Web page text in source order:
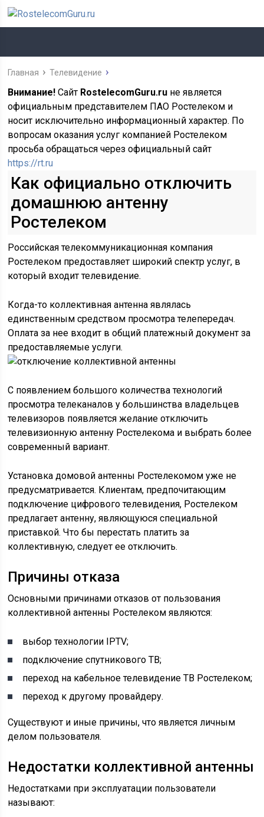
Главная Телевидение
Внимание! Сайт RostelecomGuru.ru не является
официальным представителем ПАО Ростелеком и
носит исключительно информационный характер. По
вопросам оказания услуг компанией Ростелеком
просьба обращаться через официальный сайт
https://rt.ru
Как официально отключить
домашнюю антенну
Ростелеком
Российская телекоммуникационная компания
Ростелеком предоставляет широкий спектр услуг, в
который входит телевидение.
Когда-то коллективная антенна являлась
единственным средством просмотра телепередач.
Оплата за нее входит в общий платежный документ за
предоставляемые услуги.
С появлением большого количества технологий
просмотра телеканалов у большинства владельцев
телевизоров появляется желание отключить
телевизионную антенну Ростелекома и выбрать более
современный вариант.
Установка домовой антенны Ростелекомом уже не
предусматривается. Клиентам, предпочитающим
подключение цифрового телевидения, Ростелеком
предлагает антенну, являющуюся специальной
приставкой. Что бы перестать платить за
коллективную, следует ее отключить.
Причины отказа
Основными причинами отказов от пользования
коллективной антенны Ростелеком являются:
выбор технологии IPTV;
подключение спутникового ТВ;
переход на кабельное телевидение ТВ Ростелеком;
переход к другому провайдеру.
Существуют и иные причины, что является личным
делом пользователя.
Недостатки коллективной антенны
Недостатками при эксплуатации пользователи
называют: